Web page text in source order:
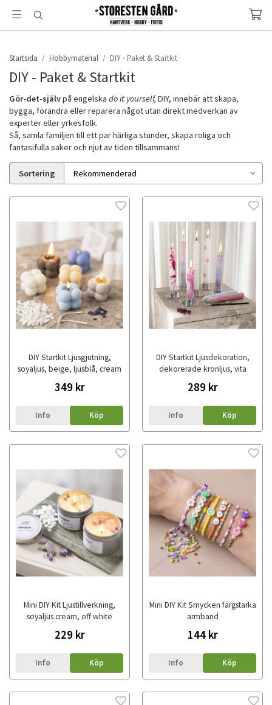
Startsida / Hobbymaterial / DIY - Paket & Startkit
DIY - Paket & Startkit
Gör-det-självpå engelska do it yourself,DIY, innebär att skapa,
bygga, förändra eller reparera något utan direkt medverkan av
experter eller yrkesfolk.
Så, samla familjen till ett par härliga stunder, skapa roliga och
fantasifulla saker och njut av tiden tillsammans!
Sortering
DIY Startkit Ljusgjutning,
soyaljus, beige, ljusblå, cream
349 kr
Info Köp
DIY Startkit Ljusdekoration,
dekorerade kronljus, vita
289 kr
Info Köp
Mini DIY Kit Ljustillverkning,
soyaljus cream, off white
229 kr
Info Köp
Mini DIY Kit Smycken färgstarka
armband
144 kr
Info Köp